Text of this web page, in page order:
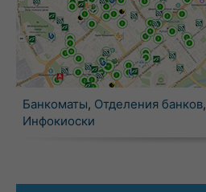
Банкоматы, Отделения банков,
Инфокиоски